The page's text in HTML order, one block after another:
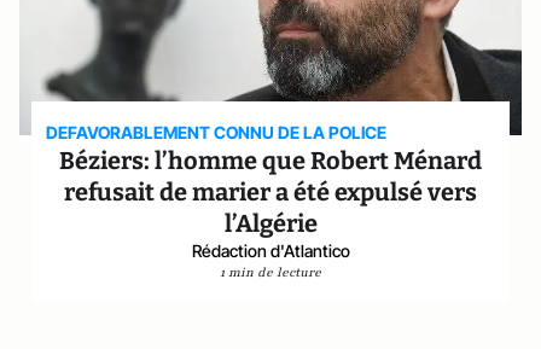
DEFAVORABLEMENT CONNU DE LA POLICE
Béziers: l’homme que Robert Ménard
refusait de marier a été expulsé vers
l’Algérie
Rédaction d'Atlantico
1 min de lecture